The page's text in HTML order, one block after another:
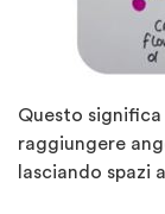
Questo
raggiungere
lasciando spazi